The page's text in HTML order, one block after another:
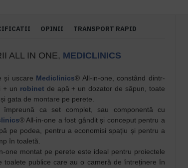
OPINII TRANSPORT RAPID
ALL IN ONE, MEDICLINICS
și uscare Mediclinics® All-in-one, constând dintr-
+ un robinet de apă + un dozator de săpun, toate
gata de montare pe perete.
ca set complet, sau componentă cu
® All-in-one a fost gândit și conceput pentru a
pe podea, pentru a economisi spațiu și pentru a
în toaletă.
one montat pe perete este ideal pentru proiectele
toalete publice care au o cameră de întreținere în